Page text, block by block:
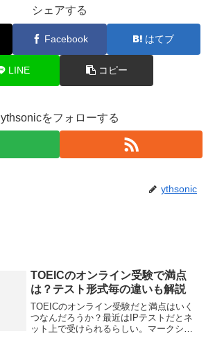
シェアする
Facebook はてブ
LINE コピー
ythsonicをフォローする
ythsonic
TOEICのオンライン受験で満点
は？テスト形式毎の違いも解説
TOEICのオンライン受験だと満点はいく
つなんだろうか？最近はIPテストだとネ
ット上で受けられるらしい。マークシー